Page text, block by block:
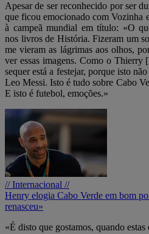
Apesar de ser reconhecido por ser
que ficou emocionado com Vozinha
à campeã mundial em título: «O
nos livros de História. Fizeram um
me vieram as lágrimas aos olhos,
ver essas imagens. Como o Thierry
sequer está a festejar, porque isto
Leo Messi. Isto é tudo sobre Cabo
E isto é futebol, emoções.»
// Internacional //
Henry elogia Cabo Verde em bom
renasceu»
«É disto que gostamos, quando